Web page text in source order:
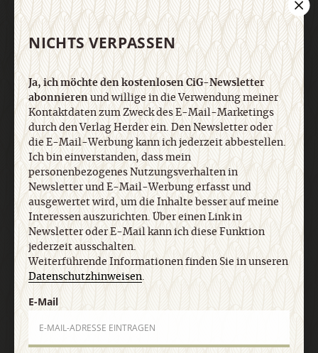
die E-Mail-Werbung kann ich jederzeit abbestellen.
Ich bin einverstanden, dass mein
personenbezogenes Nutzungsverhalten in
Newsletter und E-Mail-Werbung erfasst und
ausgewertet wird, um die Inhalte besser auf meine
Interessen auszurichten. Über einen Link in
Newsletter oder E-Mail kann ich diese Funktion
jederzeit ausschalten. Weiterführende
Informationen finden Sie in unseren
Datenschutzhinweisen
E-Mail
NICHTS VERPASSEN
Ja, ich möchte den kostenlosen CiG-Newsletter
abonnierenund willige in die Verwendung meiner
Kontaktdaten zum Zweck des E-Mail-Marketings
durch den Verlag Herder ein. Den Newsletter oder
die E-Mail-Werbung kann ich jederzeit abbestellen.
Ich bin einverstanden, dass mein
personenbezogenes Nutzungsverhalten in
Newsletter und E-Mail-Werbung erfasst und
ausgewertet wird, um die Inhalte besser auf meine
Interessen auszurichten. Über einen Link in
Newsletter oder E-Mail kann ich diese Funktion
jederzeit ausschalten.
Weiterführende Informationen finden Sie in unseren
Datenschutzhinweisen.
E-Mail